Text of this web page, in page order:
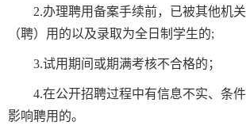
2.办理聘用备案手续前，已被其他机
（聘）用的以及录取为全日制学生的;
3.试用期间或期满考核不合格的；
4.在公开招聘过程中有信息不实、条
影响聘用的。